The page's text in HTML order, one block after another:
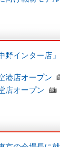
野インター店
港店オープン
店オープン